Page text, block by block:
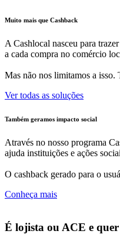
Muito mais que Cashback
A Cashlocal nasceu para
a cada compra no comércio
Mas não nos limitamos a isso.
Ver todas as soluções
Também geramos impacto social
Através no nosso programa
ajuda instituições e ações
O cashback gerado para o
Conheça mais
É lojista ou ACE e